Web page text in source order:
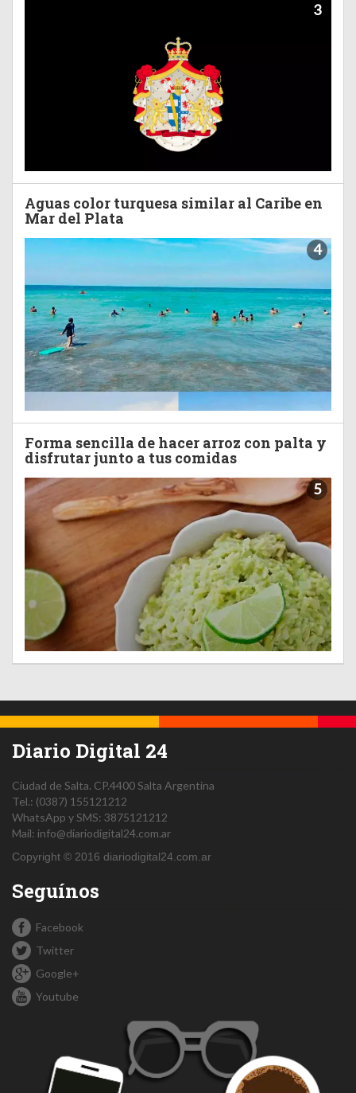
3
Aguas color turquesa similar al Caribe en
Mar del Plata
4
Forma sencilla de hacer arroz con palta y
disfrutar junto a tus comidas
5
Diario Digital 24
Ciudad de Salta. CP.4400Salta Argentina
Tel.: (0387) 155121212
WhatsApp y SMS: 3875121212
Mail: info@diariodigital24.com.ar
Copyright © 2016 diariodigital24.com.ar
Seguínos
Facebook
Twitter
Google+
Youtube